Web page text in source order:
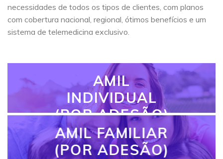
necessidades de todos os tipos de clientes, com planos
com cobertura nacional, regional, ótimos benefícios e um
sistema de telemedicina exclusivo.
AMIL
INDIVIDUAL
(POR ADESÃO)
AMIL FAMILIAR
(POR ADESÃO)